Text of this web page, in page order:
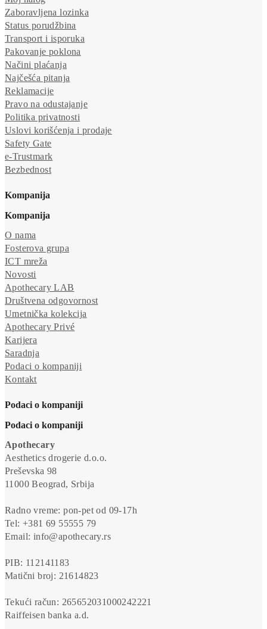
Zaboravljena lozinka
Status porudžbina
Transport i isporuka
Pakovanje poklona
Načini plaćanja
Najčešća pitanja
Reklamacije
Pravo na odustajanje
Politika privatnosti
Uslovi korišćenja i prodaje
Safety Gate
e-Trustmark
Bezbednost
Kompanija
Kompanija
O nama
Fosterova grupa
ICT mreža
Novosti
Apothecary LAB
Društvena odgovornost
Umetnička kolekcija
Apothecary Privé
Karijera
Saradnja
Podaci o kompaniji
Kontakt
Podaci o kompaniji
Podaci o kompaniji
Apothecary
Aesthetics drogerie d.o.o.
Preševska 98
11000 Beograd, Srbija
Radno vreme: pon-pet od 09-17h
Tel: +381 69 55555 79
Email: info@apothecary.rs
PIB: 112141183
Matični broj: 21614823
Tekući račun: 265652031000242221
Raiffeisen banka a.d.